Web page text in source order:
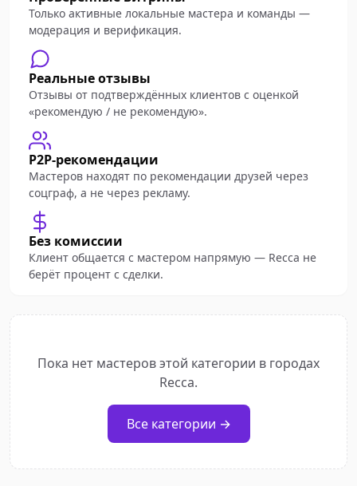
Только активные локальные мастера и команды —
модерация и верификация.
Реальные отзывы
Отзывы от подтверждённых клиентов с оценкой
«рекомендую / не рекомендую».
P2P-рекомендации
Мастеров находят по рекомендации друзей через
соцграф, а не через рекламу.
Без комиссии
Клиент общается с мастером напрямую — Recca не
берёт процент с сделки.
Пока нет мастеров этой категории в городах
Recca.
Все категории →